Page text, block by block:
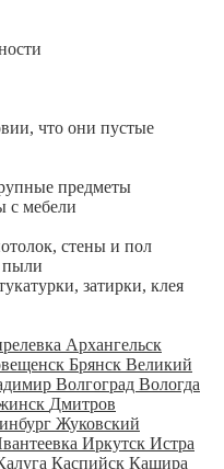
что они пустые
предметы
с мебели
стены и пол
пыли
затирки, клея
Архангельск
Брянск Великий
Волгоград Вологда
Дмитров
Жуковский
Иркутск Истра
Каспийск Кашира